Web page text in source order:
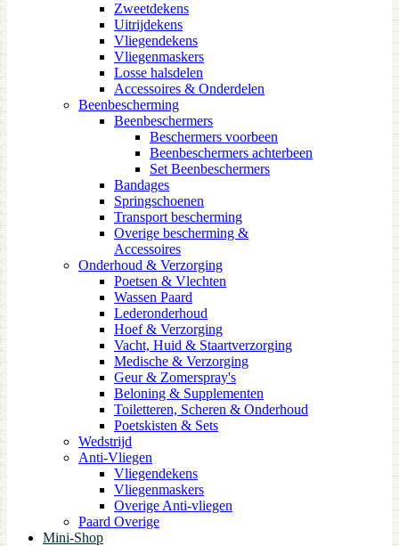
Zweetdekens
Uitrijdekens
Vliegendekens
Vliegenmaskers
Losse halsdelen
Accessoires & Onderdelen
Beenbescherming
Beenbeschermers
Beschermers voorbeen
Beenbeschermers achterbeen
Set Beenbeschermers
Bandages
Springschoenen
Transport bescherming
Overige bescherming &
Accessoires
Onderhoud & Verzorging
Poetsen & Vlechten
Wassen Paard
Lederonderhoud
Hoef & Verzorging
Vacht, Huid & Staartverzorging
Medische & Verzorging
Geur & Zomerspray's
Beloning & Supplementen
Toiletteren, Scheren & Onderhoud
Poetskisten & Sets
Wedstrijd
Anti-Vliegen
Vliegendekens
Vliegenmaskers
Overige Anti-vliegen
Paard Overige
Mini-Shop